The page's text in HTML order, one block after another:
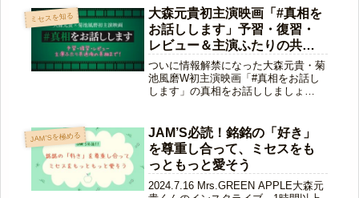
トラクションとアーティストがコラボ
レーションするの...
ミセスを知る
大森元貴初主演映画「#真相を
お話しします」予習・復習・
レビュー＆主演ふたりの共通
項の真相まで！
ついに情報解禁になった大森元貴・菊
池風磨W初主演映画「#真相をお話し
します」の真相をお話ししましょ
は、まさにこういうことで、突然の情
報解禁に飛び上がってしまいました！
いち...
JAM'Sを極める
JAM’S必読！銘銘の「好き」
を尊重し合って、ミセスをも
っともっと愛そう
2024.7.16 Mrs.GREEN APPLE大森元